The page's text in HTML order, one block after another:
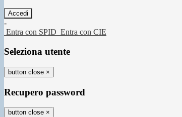
-
Entra con SPID Entra con CIE
Seleziona utente
button close ×
Recupero password
button close ×